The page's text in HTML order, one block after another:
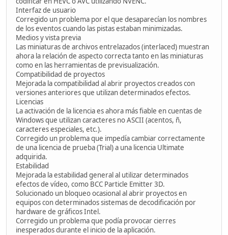
Interfaz de usuario
Corregido un problema por el que desaparecían los nombres
de los eventos cuando las pistas estaban minimizadas.
Medios y vista previa
Las miniaturas de archivos entrelazados (interlaced) muestran
ahora la relación de aspecto correcta tanto en las miniaturas
como en las herramientas de previsualización.
Compatibilidad de proyectos
Mejorada la compatibilidad al abrir proyectos creados con
versiones anteriores que utilizan determinados efectos.
Licencias
La activación de la licencia es ahora más fiable en cuentas de
Windows que utilizan caracteres no ASCII (acentos, ñ,
caracteres especiales, etc.).
Corregido un problema que impedía cambiar correctamente
de una licencia de prueba (Trial) a una licencia Ultimate
adquirida.
Estabilidad
Mejorada la estabilidad general al utilizar determinados
efectos de vídeo, como BCC Particle Emitter 3D.
Solucionado un bloqueo ocasional al abrir proyectos en
equipos con determinados sistemas de decodificación por
hardware de gráficos Intel.
Corregido un problema que podía provocar cierres
inesperados durante el inicio de la aplicación.